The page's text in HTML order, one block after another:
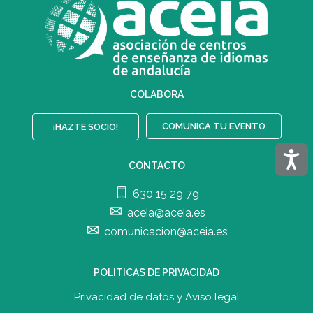
COLABORA
¡HAZTE SOCIO! COMUNICA TU EVENTO
CONTACTO
630 15 29 79
aceia@aceia.es
comunicacion@aceia.es
POLITICAS DE PRIVACIDAD
Privacidad de datos y Aviso legal